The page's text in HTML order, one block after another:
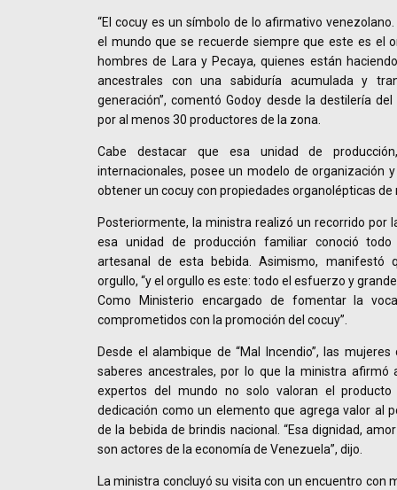
“El cocuy es un símbolo de lo afirmativo
el mundo que se recuerde siempre que este es el
hombres de Lara y Pecaya, quienes están
ancestrales con una sabiduría acumulada y
generación”, comentó Godoy desde la destilería
por al menos 30 productores de la zona.
Cabe destacar que esa unidad de
internacionales, posee un modelo de organización
obtener un cocuy con propiedades organolépticas de
Posteriormente, la ministra realizó un recorrido por
esa unidad de producción familiar conoció
artesanal de esta bebida. Asimismo, manifestó
orgullo, “y el orgullo es este: todo el esfuerzo y
Como Ministerio encargado de fomentar la
comprometidos con la promoción del cocuy”.
Desde el alambique de “Mal Incendio”, las
saberes ancestrales, por lo que la ministra afirmó
expertos del mundo no solo valoran el
dedicación como un elemento que agrega valor al
de la bebida de brindis nacional. “Esa dignidad,
son actores de la economía de Venezuela”, dijo.
La ministra concluyó su visita con un encuentro con